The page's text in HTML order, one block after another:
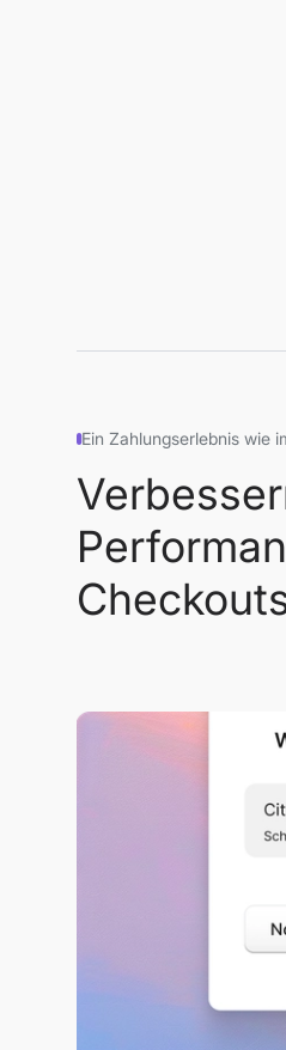
Ein Zahlungserlebnis wie